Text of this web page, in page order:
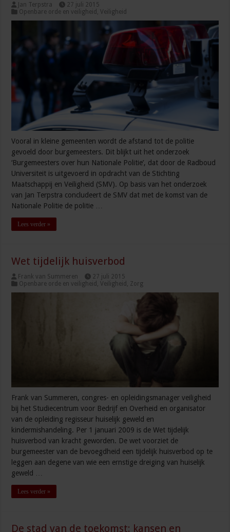
Jan Terpstra
27 juli 2015
Openbare orde en veiligheid ,Veiligheid
Vooral in kleine gemeenten wordt de afstand tot de politie
gevoeld door burgemeesters. Dit blijkt uit het onderzoek
‘Burgemeesters over hun Nationale Politie’, dat door de Radboud
Universiteit is uitgevoerd in opdracht van de Stichting
Maatschappij en Veiligheid (SMV). Op basis van het onderzoek
van Jan Terpstra concludeert de SMV dat met de komst van de
Nationale Politie de politie …
Lees verder »
Wet tijdelijk huisverbod
Frank van Summeren
27 juli 2015
Openbare orde en veiligheid
,Veiligheid Zorg
Frank van Summeren, congres- en opleidingsmanager veiligheid
bij het Studiecentrum voor Bedrijf en Overheid en organisator
van de opleiding regisseur huiselijk geweld en
kindermishandeling. Per 1 januari 2009 is de Wet tijdelijk
huisverbod van kracht geworden. De wet voorziet de
burgemeester van de bevoegdheid een tijdelijk huisverbod op te
leggen aan degene van wie een ernstige dreiging van huiselijk
geweld …
Lees verder »
De stad van de toekomst: kansen en